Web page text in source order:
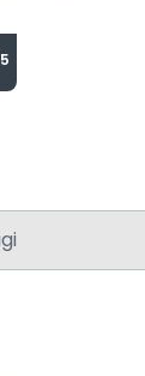
5